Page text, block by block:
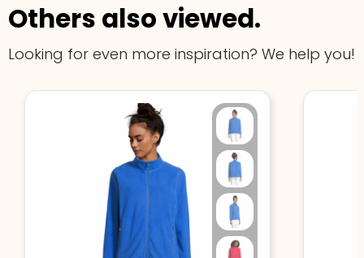
Others also viewed.
Looking for even more inspiration? We help you!